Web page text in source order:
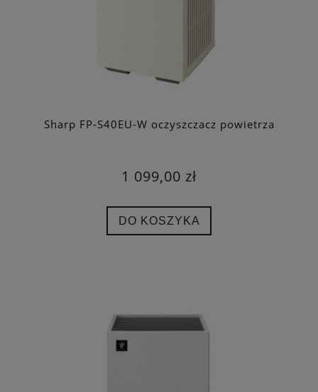
Sharp FP-S40EU-W oczyszczacz powietrza
1 099,00 zł
DO KOSZYKA